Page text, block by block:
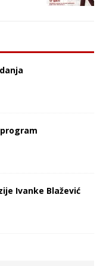
Ivanke Blažević